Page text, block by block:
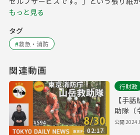
もっと見る
タグ
#救急・消防
関連動画
02:17
行財政
【手
助隊（
イリー
公開